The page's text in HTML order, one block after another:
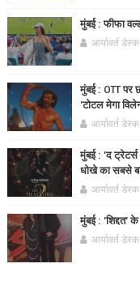
मुंबई : फीफा
आर्यावर्त डेस्क
मुंबई : OTT पर
'टोटल मेगा
आर्यावर्त डेस्क
मुंबई : 'द
धोखे का सबसे
आर्यावर्त डेस्क
मुंबई : 'शिद्दत'
आर्यावर्त डेस्क